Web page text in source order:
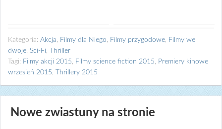
Kategoria: Akcja, Filmy dla Niego, Filmy przygodowe, Filmy we
dwoje, Sci-Fi,
Thriller
Tagi: Filmy akcji 2015, Filmy science fiction 2015, Premiery kinowe
wrzesień 2015, Thrillery 2015
Nowe zwiastuny na stronie